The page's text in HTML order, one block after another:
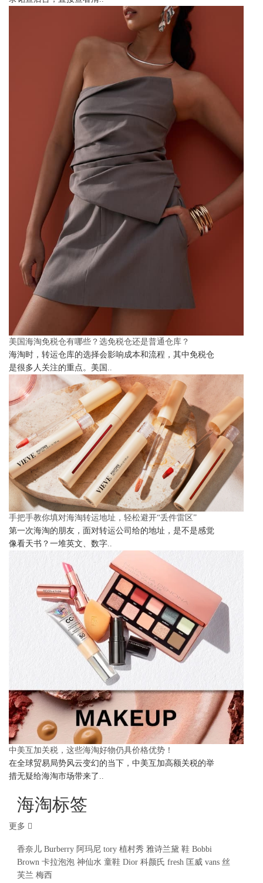
美国海淘免税仓有哪些？选免税仓还是普通仓库？
海淘时，转运仓库的选择会影响成本和流程，其中免税仓
是很多人关注的重点。美国..
手把手教你填对海淘转运地址，轻松避开“丢件雷区”
第一次海淘的朋友，面对转运公司给的地址，是不是感觉
像看天书？一堆英文、数字..
中美互加关税，这些海淘好物仍具价格优势！
在全球贸易局势风云变幻的当下，中美互加高额关税的举
措无疑给海淘市场带来了..
海淘标签
更多
香奈儿 Burberry 阿玛尼 tory 植村秀 雅诗兰黛 鞋 Bobbi
Brown 卡拉泡泡 神仙水 童鞋 Dior 科颜氏 fresh 匡威 vans 丝
芙兰 梅西